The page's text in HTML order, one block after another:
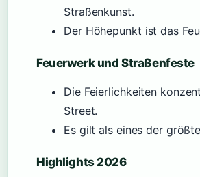
Straßenkunst.
Der Höhepunkt ist das
Feuerwerk und Straßenfeste
Die Feierlichkeiten
Street.
Es gilt als eines der
Highlights 2026